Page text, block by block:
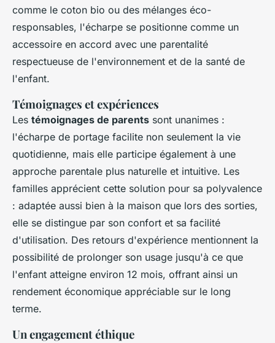
comme le coton bio ou des mélanges éco-
responsables, l'écharpe se positionne comme un
accessoire en accord avec une parentalité
respectueuse de l'environnement et de la santé de
l'enfant.
Témoignages et expériences
Les témoignages de parents sont unanimes :
l'écharpe de portage facilite non seulement la vie
quotidienne, mais elle participe également à une
approche parentale plus naturelle et intuitive. Les
familles apprécient cette solution pour sa polyvalence
: adaptée aussi bien à la maison que lors des sorties,
elle se distingue par son confort et sa facilité
d'utilisation. Des retours d'expérience mentionnent la
possibilité de prolonger son usage jusqu'à ce que
l'enfant atteigne environ 12 mois, offrant ainsi un
rendement économique appréciable sur le long
terme.
Un engagement éthique